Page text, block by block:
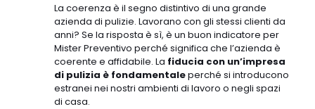
La coerenza è il segno distintivo di una grande
azienda di pulizie. Lavorano con gli stessi clienti da
anni? Se la risposta è sì, è un buon indicatore per
Mister Preventivo perché significa che l’azienda è
coerente e affidabile. La fiducia con un’impresa
di pulizia è fondamentaleperché si introducono
estranei nei nostri ambienti di lavoro o negli spazi
di casa.